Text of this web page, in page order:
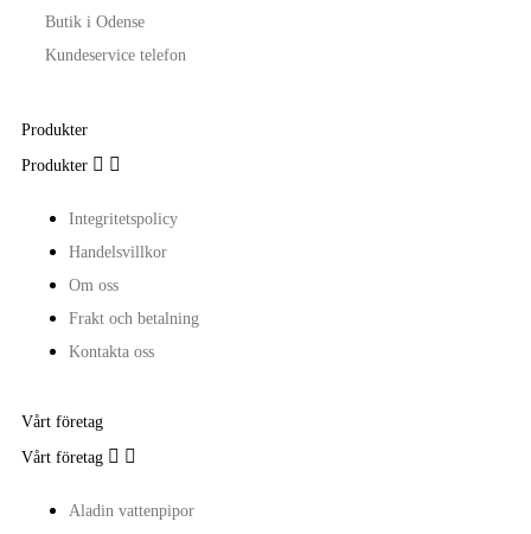
Butik i Odense
Kundeservice telefon
Produkter
Produkter  
Integritetspolicy
Handelsvillkor
Om oss
Frakt och betalning
Kontakta oss
Vårt företag
Vårt företag  
Aladin vattenpipor